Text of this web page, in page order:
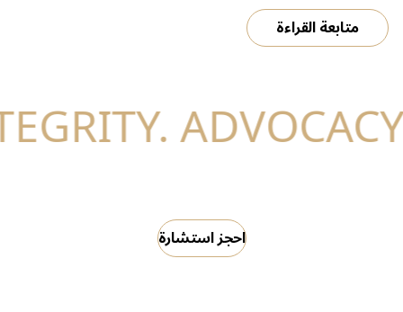
متابعة القراءة
احجز استشارة